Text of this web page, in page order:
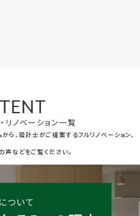
リノベーション一覧
ら、設計士がご提案するフルリノベーション、
声などをご覧ください。